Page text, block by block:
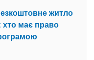
житло
хто має право